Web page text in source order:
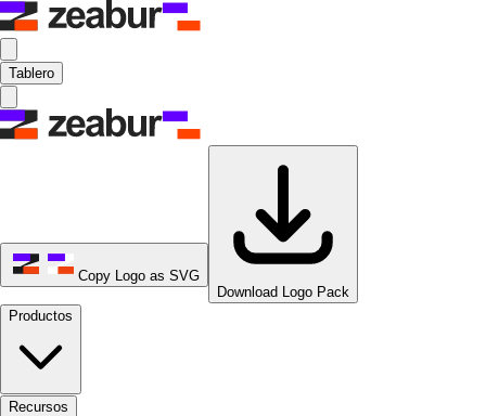
Tablero
Copy Logo as SVG
Download Logo Pack
Productos
Recursos